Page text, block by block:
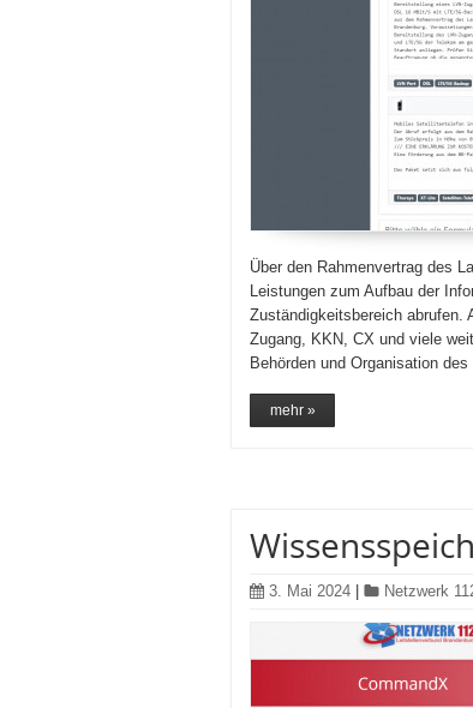
Über den Rahmenvertrag des
Leistungen zum Aufbau der
Zuständigkeitsbereich abrufen.
Zugang, KKN, CX und viele
Behörden und Organisation
mehr »
3. Mai 2024 Netzwerk